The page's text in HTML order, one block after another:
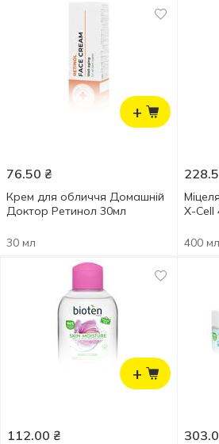
+
76.50 ₴
Крем для обличчя Домашній
Доктор Ретинол 30мл
30 мл
X-Cell
400 мл
+
112.00 ₴